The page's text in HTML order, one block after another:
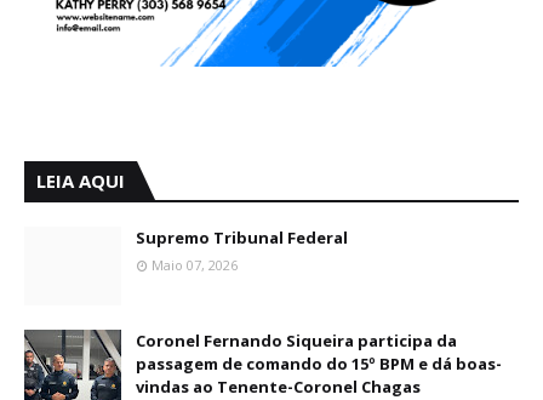
LEIA AQUI
Supremo Tribunal Federal
Maio 07, 2026
Coronel Fernando Siqueira participa da
passagem de comando do 15º BPM e dá boas-
vindas ao Tenente-Coronel Chagas